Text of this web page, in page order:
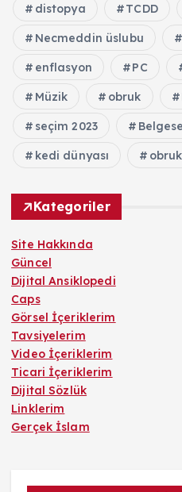
distopya TCDD
Necmeddin üslubu
enflasyon PC
Müzik obruk
seçim 2023
kedi dünyası
Kategoriler
Site Hakkında
Güncel
Dijital Ansiklopedi
Caps
Görsel İçeriklerim
Tavsiyelerim
Video İçeriklerim
Ticari İçeriklerim
Dijital Sözlük
Linklerim
Gerçek İslam